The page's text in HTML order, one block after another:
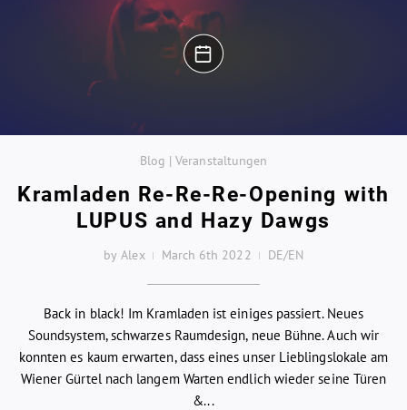
Blog | Veranstaltungen
Kramladen Re-Re-Re-Opening with
LUPUS and Hazy Dawgs
by Alex March 6th 2022 DE/EN
Back in black! Im Kramladen ist einiges passiert. Neues
Soundsystem, schwarzes Raumdesign, neue Bühne. Auch wir
konnten es kaum erwarten, dass eines unser Lieblingslokale am
Wiener Gürtel nach langem Warten endlich wieder seine Türen
&...